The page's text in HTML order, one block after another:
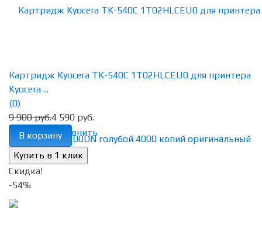
избранное сравнить
Картридж Kyocera TK-540C 1T02HLCEU0 для принтера
Kyocera ...
(0)
9 900 руб.4 590 руб.
В корзину
Скидка!
-54%